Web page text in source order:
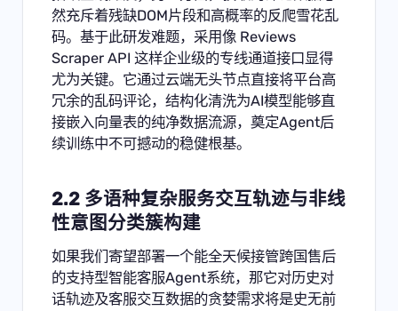
然充斥着残缺DOM片段和高概率的反爬雪花乱
码。基于此研发难题，采用像 Reviews
Scraper API 这样企业级的专线通道接口显得
尤为关键。它通过云端无头节点直接将平台高
冗余的乱码评论，结构化清洗为AI模型能够直
接嵌入向量表的纯净数据流源，奠定Agent后
续训练中不可撼动的稳健根基。
2.2 多语种复杂服务交互轨迹与非线
性意图分类簇构建
如果我们寄望部署一个能全天候接管跨国售后
的支持型智能客服Agent系统，那它对历史对
话轨迹及客服交互数据的贪婪需求将是史无前